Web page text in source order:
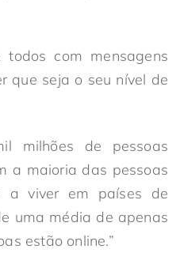
com mensagens
que seja o seu nível de
milhões de pessoas
a maioria das pessoas
a viver em países de
uma média de apenas
estão online.”